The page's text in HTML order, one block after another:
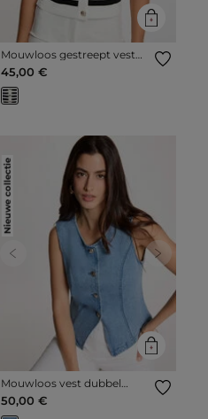
Mouwloos gestreept vest
helder wit vrouw
45,00 €
Nieuwe collectie
Previous Next
Mouwloos vest dubbel
stone washed denim vrouw
50,00 €